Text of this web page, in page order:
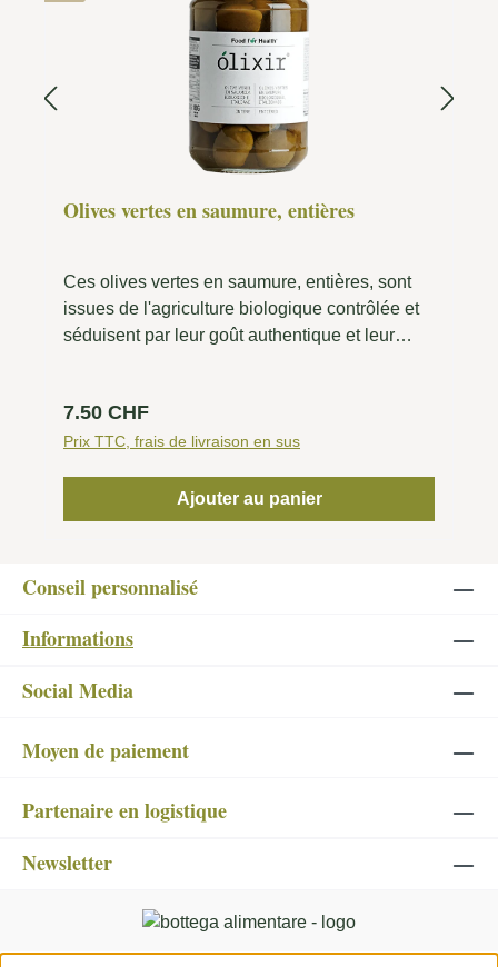
Olives vertes en saumure, entières
Ces olives vertes en saumure, entières, sont
issues de l'agriculture biologique contrôlée et
séduisent par leur goût authentique et leur
Belice, ces olives sont particulièrement
charnues, croquantes et aromatiques. La
non seulement le goût fruité typique, mais
aussi les précieux nutriments. Riches en acide
plus en graisses saines et en micronutriments,
idéales pour une alimentation
artisanale sans additifs artificiels fait des olives
accompagnement ou pour relever vos plats
naturel trouveront leur place dans toutes les
naturelles en saumure : Olives entières,
Transformées artisanalement en saumure pour
conserver toutes leurs qualités gustatives et
Prix régulier :
7.50 CHF
Prix TTC, frais de livraison en sus
Ajouter au panier
Conseil personnalisé
Informations
Social Media
Moyen de paiement
Partenaire en logistique
Newsletter